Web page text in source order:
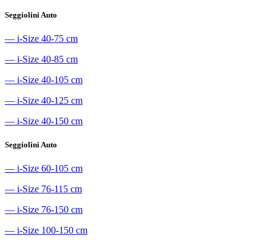
Seggiolini Auto
― i-Size 40-75 cm
― i-Size 40-85 cm
― i-Size 40-105 cm
― i-Size 40-125 cm
― i-Size 40-150 cm
Seggiolini Auto
― i-Size 60-105 cm
― i-Size 76-115 cm
― i-Size 76-150 cm
― i-Size 100-150 cm